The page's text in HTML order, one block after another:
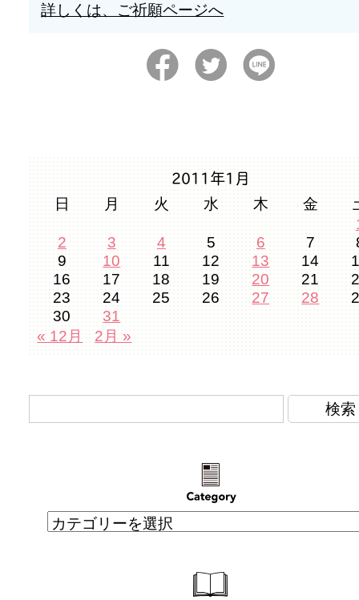
詳しくは、ご祈願ページへ
2011年1月
日 月 火 水 木 金
2
3 4 5 6 7
9
10 11 12 13 14
16
17 18 19 20 21
23
24 25 26 27 28
30
31
« 12月
2月 »